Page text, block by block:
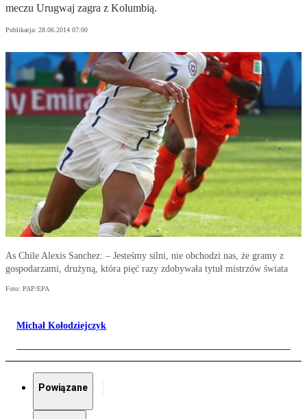
meczu Urugwaj zagra z Kolumbią.
Publikacja: 28.06.2014 07:00
As Chile Alexis Sanchez: – Jesteśmy silni, nie obchodzi nas, że gramy z
gospodarzami, drużyną, która pięć razy zdobywała tytuł mistrzów świata
Foto: PAP/EPA
Michał Kołodziejczyk
Powiązane